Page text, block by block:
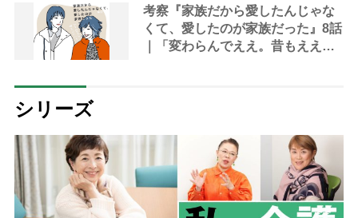
考察『家族だから愛したんじゃな
くて、愛したのが家族だった』8話
｜「変わらんでええ。昔もええ。
シリーズ